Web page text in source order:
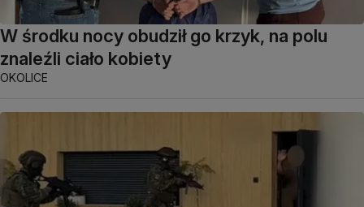
W środku nocy obudził go krzyk, na polu
znaleźli ciało kobiety
OKOLICE